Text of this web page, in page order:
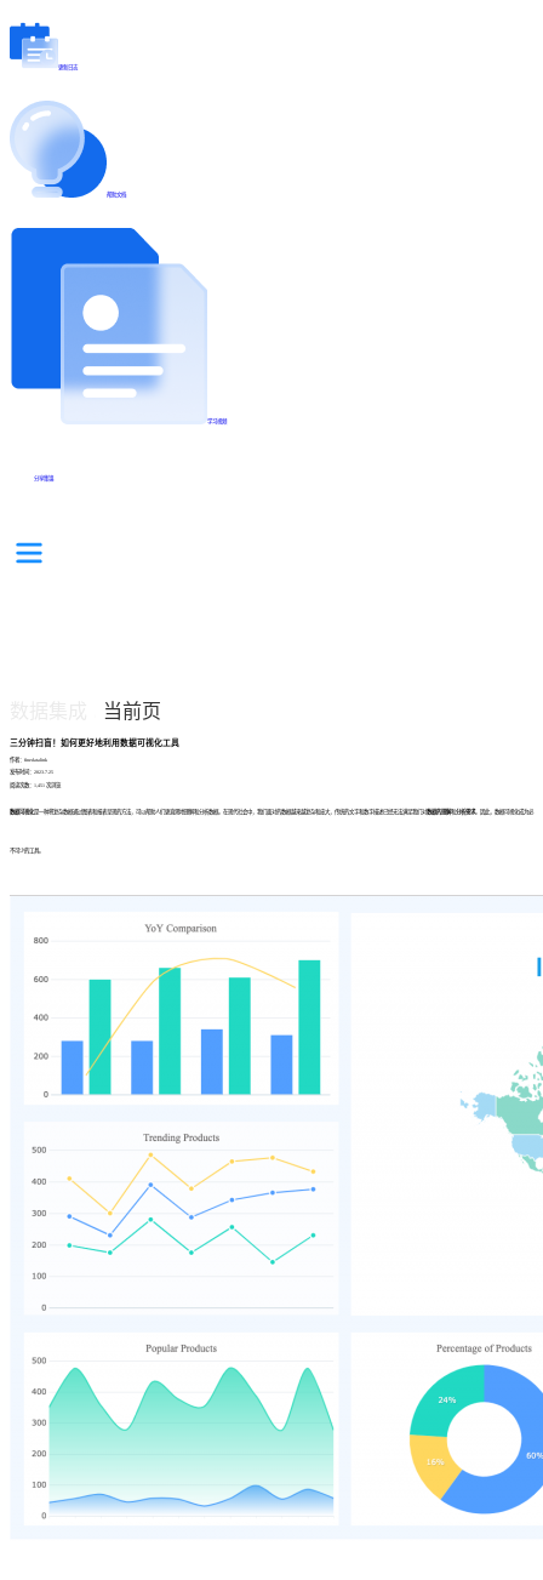
更新日志
帮助文档
学习视频
分享集锦
当前页
三分钟扫盲！如何更好地利用数据可视化工具
作者：finedatalink
发布时间：2023.7.25
阅读次数：1,451 次浏览
数据可视化是一种将复杂数据通过图表和报表呈现的方法，可以帮助人们更直观地理解和分析数据。在现代社会中，我们面对的数据越来越复杂和庞大，传统的文字和数字描述已经无法满足我们对 数据的理解和 分析需求。因此，数据可视化成为必
不可少的工具。